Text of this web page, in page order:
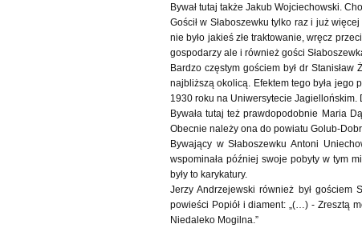
Bywał tutaj także Jakub Wojciechowski.
Gościł w Słaboszewku tylko raz i już
nie było jakieś złe traktowanie, wręcz
gospodarzy ale i również gości
Bardzo częstym gościem był dr
najbliższą okolicą. Efektem tego była jego
1930 roku na Uniwersytecie Jagiellońskim.
Bywała tutaj też prawdopodobnie Maria
Obecnie należy ona do powiatu Golub-
Bywający w Słaboszewku Antoni
wspominała później swoje pobyty w tym
były to karykatury.
Jerzy Andrzejewski również był gościem
powieści Popiół i diament: „(…) - Zresztą
Niedaleko Mogilna.”